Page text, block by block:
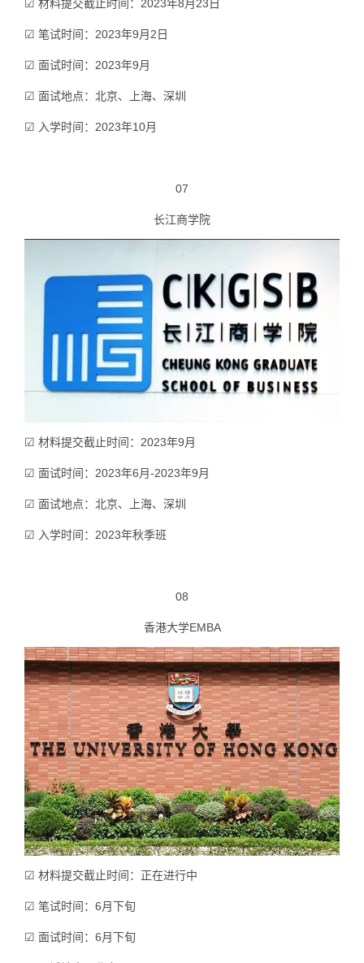
☑ 材料提交截止时间：2023年8月23日
☑ 笔试时间：2023年9月2日
☑ 面试时间：2023年9月
☑ 面试地点：北京、上海、深圳
☑ 入学时间：2023年10月
07
长江商学院
☑ 材料提交截止时间：2023年9月
☑ 面试时间：2023年6月-2023年9月
☑ 面试地点：北京、上海、深圳
☑ 入学时间：2023年秋季班
08
香港大学EMBA
☑ 材料提交截止时间：正在进行中
☑ 笔试时间：6月下旬
☑ 面试时间：6月下旬